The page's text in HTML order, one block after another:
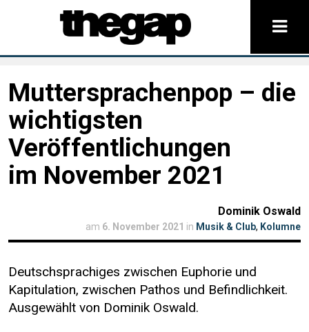
Muttersprachenpop – die
wichtigsten
Veröffentlichungen
im November 2021
Dominik Oswald
am 6. November 2021 in Musik & Club, Kolumne
Deutschsprachiges zwischen Euphorie und
Kapitulation, zwischen Pathos und Befindlichkeit.
Ausgewählt von Dominik Oswald.